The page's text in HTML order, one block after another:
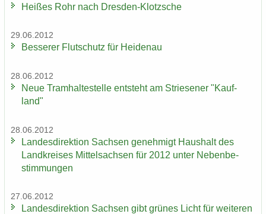
Hei­ßes Rohr nach Dresden-​Klotzsche
29.06.2012
Bes­se­rer Flut­schutz für Hei­den­au
28.06.2012
Neue Tram­hal­te­stel­le ent­steht am Strie­se­ner "Kauf­
land"
28.06.2012
Lan­des­di­rek­ti­on Sach­sen ge­neh­migt Haus­halt des
Land­krei­ses Mit­tel­sach­sen für 2012 unter Ne­ben­be­
stim­mun­gen
27.06.2012
Lan­des­di­rek­ti­on Sach­sen gibt grü­nes Licht für wei­te­ren